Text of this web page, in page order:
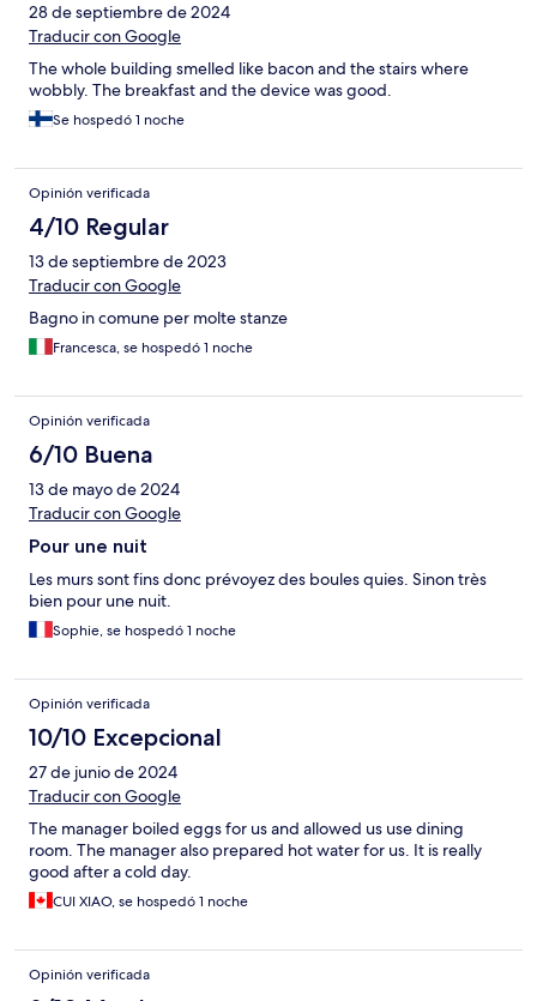
28 de septiembre de 2024
Traducir con Google
The whole building smelled like bacon and the stairs where
wobbly. The breakfast and the device was good.
Se hospedó 1 noche
Opinión verificada
4/10 Regular
13 de septiembre de 2023
Traducir con Google
Bagno in comune per molte stanze
Francesca, se hospedó 1 noche
Opinión verificada
6/10 Buena
13 de mayo de 2024
Traducir con Google
Pour une nuit
Les murs sont fins donc prévoyez des boules quies. Sinon très
bien pour une nuit.
Sophie, se hospedó 1 noche
Opinión verificada
10/10 Excepcional
27 de junio de 2024
Traducir con Google
The manager boiled eggs for us and allowed us use dining
room. The manager also prepared hot water for us. It is really
good after a cold day.
CUI XIAO, se hospedó 1 noche
Opinión verificada